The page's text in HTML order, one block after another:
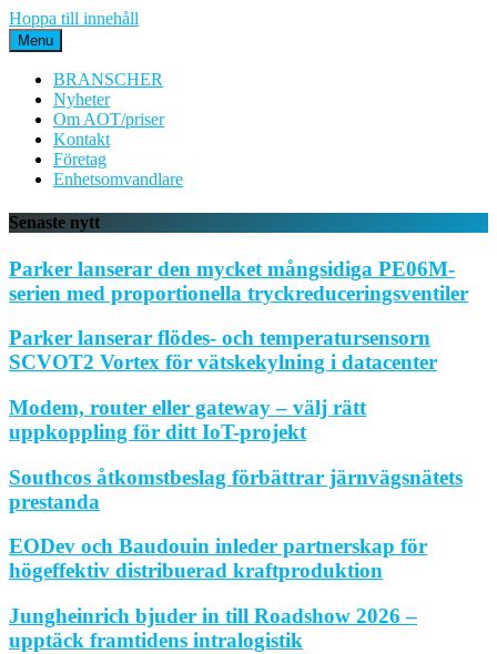
Hoppa till innehåll
Menu
BRANSCHER
Nyheter
Om AOT/priser
Kontakt
Företag
Enhetsomvandlare
Senaste nytt
Parker lanserar den mycket mångsidiga PE06M-
serien med proportionella tryckreduceringsventiler
Parker lanserar flödes- och temperatursensorn
SCVOT2 Vortex för vätskekylning i datacenter
Modem, router eller gateway – välj rätt
uppkoppling för ditt IoT-projekt
Southcos åtkomstbeslag förbättrar järnvägsnätets
prestanda
EODev och Baudouin inleder partnerskap för
högeffektiv distribuerad kraftproduktion
Jungheinrich bjuder in till Roadshow 2026 –
upptäck framtidens intralogistik